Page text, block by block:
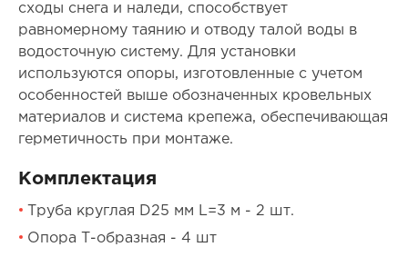
сходы снега и наледи, способствует
равномерному таянию и отводу талой воды в
водосточную систему. Для установки
используются опоры, изготовленные с учетом
особенностей выше обозначенных кровельных
материалов и система крепежа, обеспечивающая
герметичность при монтаже.
Комплектация
Труба круглая D25 мм L=3 м - 2 шт.
Опора Т-образная - 4 шт